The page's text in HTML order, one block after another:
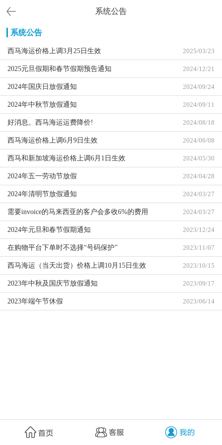
系统公告
系统公告
西马海运价格上调3月25日生效 2025/03/23
2025元旦假期和春节假期预告通知 2024/12/21
2024年国庆日放假通知 2024/09/24
2024年中秋节放假通知 2024/09/11
好消息。西马海运运费降价! 2024/08/18
西马海运价格上调6月9日生效 2024/06/08
西马和新加坡海运价格上调6月1日生效 2024/05/30
2024年五一劳动节放假 2024/04/28
2024年清明节放假通知 2024/03/27
需要invoice的马来西亚的客户会多收6%的费用 2024/03/27
2024年元旦和春节假期通知 2023/12/24
在购物平台下单时不选择“号码保护” 2023/11/07
西马海运（当天出货）价格上调10月15日生效 2023/10/15
2023年中秋及国庆节放假通知 2023/09/17
2023年端午节休假 2023/06/14